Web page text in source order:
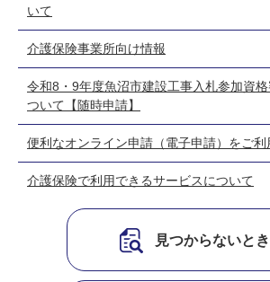
いて
介護保険事業所向け情報
令和8・9年度魚沼市建設工事入札参加資
ついて【随時申請】
便利なオンライン申請（電子申請）をご利
介護保険で利用できるサービスについて
見つからないと